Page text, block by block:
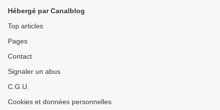
Hébergé par Canalblog
Top articles
Pages
Contact
Signaler un abus
C.G.U.
Cookies et données personnelles